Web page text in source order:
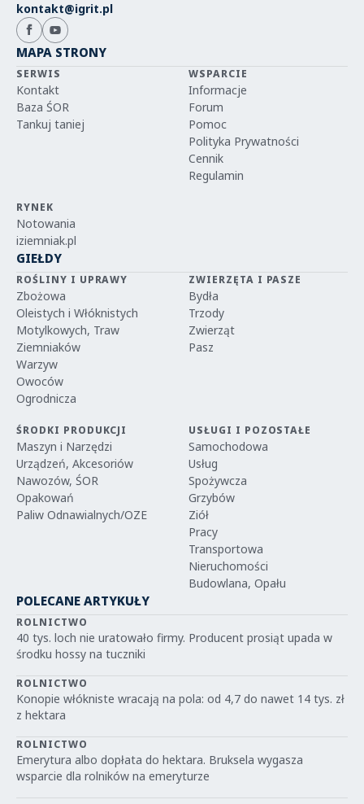
kontakt@igrit.pl
MAPA STRONY
SERWIS
Kontakt
Baza ŚOR
Tankuj taniej
WSPARCIE
Informacje
Forum
Pomoc
Polityka Prywatności
Cennik
Regulamin
RYNEK
Notowania
iziemniak.pl
GIEŁDY
ROŚLINY I UPRAWY
Zbożowa
Oleistych i Włóknistych
Motylkowych, Traw
Ziemniaków
Warzyw
Owoców
Ogrodnicza
ZWIERZĘTA I PASZE
Bydła
Trzody
Zwierząt
Pasz
ŚRODKI PRODUKCJI
Maszyn i Narzędzi
Urządzeń, Akcesoriów
Nawozów, ŚOR
Opakowań
Paliw Odnawialnych/OZE
USŁUGI I POZOSTAŁE
Samochodowa
Usług
Spożywcza
Grzybów
Ziół
Pracy
Transportowa
Nieruchomości
Budowlana, Opału
POLECANE ARTYKUŁY
ROLNICTWO
40 tys. loch nie uratowało firmy. Producent prosiąt upada w
środku hossy na tuczniki
ROLNICTWO
Konopie włókniste wracają na pola: od 4,7 do nawet 14 tys. zł
z hektara
ROLNICTWO
Emerytura albo dopłata do hektara. Bruksela wygasza
wsparcie dla rolników na emeryturze